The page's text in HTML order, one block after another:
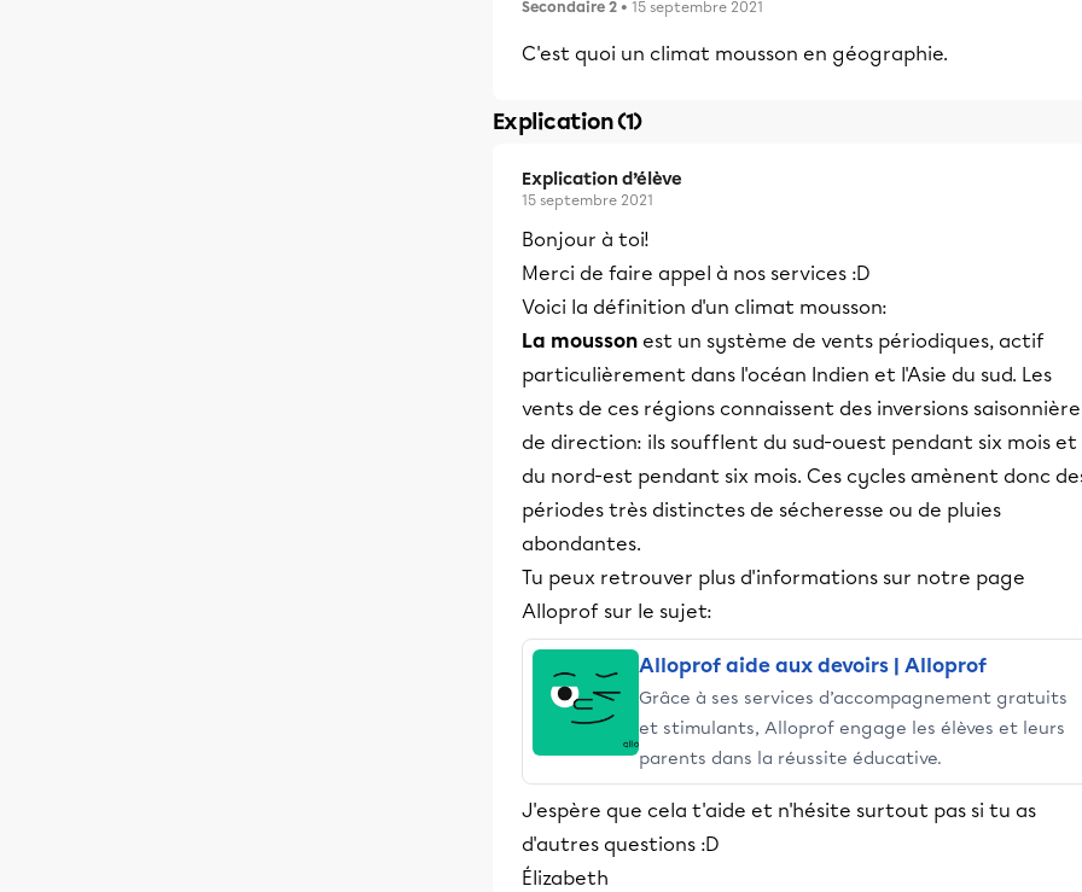
Secondaire 2 • 15 septembre 2021
C'est quoi un climat mousson en géographie.
Explication (1)
Explication d’élève
15 septembre 2021
Bonjour à toi!
Merci de faire appel à nos services :D
Voici la définition d'un climat mousson:
La mousson est un système de vents périodiques, actif
particulièrement dans l'océan Indien et l'Asie du sud. Les
vents de ces régions connaissent des inversions
de direction: ils soufflent du sud-ouest pendant six mois et
du nord-est pendant six mois. Ces cycles amènent donc
périodes très distinctes de sécheresse ou de pluies
abondantes.
Tu peux retrouver plus d'informations sur notre page
Alloprof sur le sujet:
Alloprof aide aux devoirs | Alloprof
Grâce à ses services d’accompagnement gratuits
et stimulants, Alloprof engage les élèves et leurs
parents dans la réussite éducative.
J'espère que cela t'aide et n'hésite surtout pas si tu as
d'autres questions :D
Élizabeth